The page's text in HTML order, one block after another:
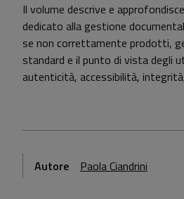
Il volume descrive e
dedicato alla gestione
se non correttamente prodotti,
standard e il punto di vista degli
autenticità, accessibilità,
Autore Paola Ciandrini